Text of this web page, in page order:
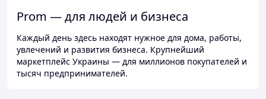
Prom — для людей и бизнеса
Каждый день здесь находят нужное для дома, работы,
увлечений и развития бизнеса. Крупнейший
маркетплейс Украины — для миллионов покупателей и
тысяч предпринимателей.